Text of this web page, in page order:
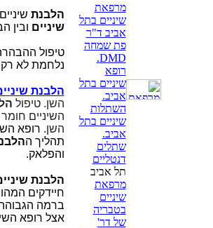
מרפאת
שיניים בתל
אביב ד"ר
פת שמחה
DMD.
רופא
שיניים בתל
אביב.
השתלות
שיניים בתל
אביב.
שתלים
דנטליים
תל אביב
מרפאת
שיניים
בטבריה
של דר'
הלבנת
שיניים ובין
טיפול
נלחמת לא רק
הלבנת
השן.טיפול
השיניים
השן. רופא
תהליך ה
והפלאק.
הלבנת
חיידקים
ברמה
אצל רופא